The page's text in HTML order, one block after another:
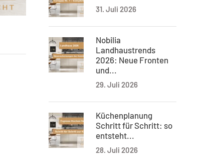
31. Juli 2026
Nobilia
Landhaustrends
2026: Neue Fronten
und...
29. Juli 2026
Küchenplanung
Schritt für Schritt: so
entsteht...
28. Juli 2026